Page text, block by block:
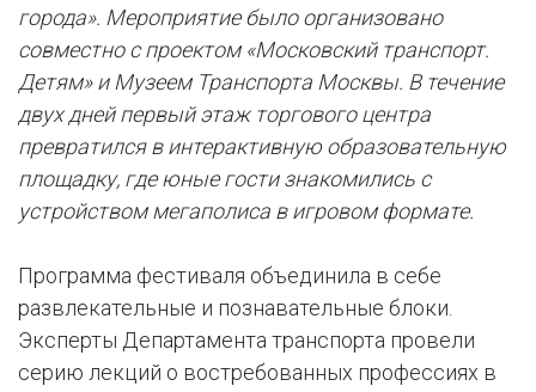
города». Мероприятие было организовано
совместно с проектом «Московский транспорт.
Детям» и Музеем Транспорта Москвы. В течение
двух дней первый этаж торгового центра
превратился в интерактивную образовательную
площадку, где юные гости знакомились с
устройством мегаполиса в игровом формате.
Программа фестиваля объединила в себе
развлекательные и познавательные блоки.
Эксперты Департамента транспорта провели
серию лекций о востребованных профессиях в